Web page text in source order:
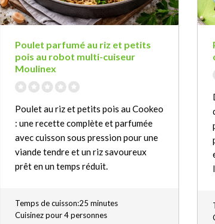
Poulet parfumé au riz et petits
pois au robot multi-cuiseur
Moulinex
Poulet au riz et petits pois au Cookeo
: une recette complète et parfumée
avec cuisson sous pression pour une
viande tendre et un riz savoureux
prêt en un temps réduit.
Temps de cuisson:25 minutes
Cuisinez pour 4 personnes